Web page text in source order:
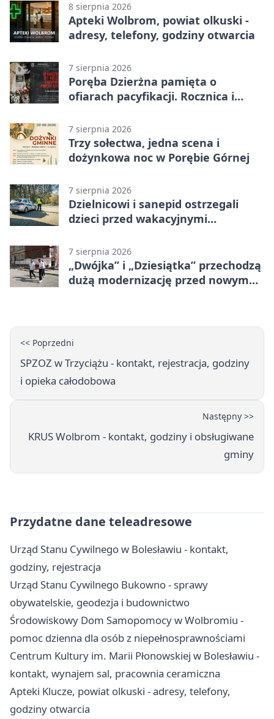
8 sierpnia 2026
Apteki Wolbrom, powiat olkuski -
adresy, telefony, godziny otwarcia
7 sierpnia 2026
Poręba Dzierżna pamięta o
ofiarach pacyfikacji. Rocznica i
7 sierpnia 2026
Trzy sołectwa, jedna scena i
dożynkowa noc w Porębie Górnej
7 sierpnia 2026
Dzielnicowi i sanepid ostrzegali
dzieci przed wakacyjnymi
7 sierpnia 2026
„Dwójka” i „Dziesiątka” przechodzą
dużą modernizację przed nowym
<< Poprzedni
SPZOZ w Trzyciążu - kontakt, rejestracja, godziny
i opieka całodobowa
Następny >>
KRUS Wolbrom - kontakt, godziny i obsługiwane
gminy
Przydatne dane teleadresowe
Urząd Stanu Cywilnego w Bolesławiu - kontakt,
godziny, rejestracja
Urząd Stanu Cywilnego Bukowno - sprawy
obywatelskie, geodezja i budownictwo
Środowiskowy Dom Samopomocy w Wolbromiu -
pomoc dzienna dla osób z niepełnosprawnościami
Centrum Kultury im. Marii Płonowskiej w Bolesławiu -
kontakt, wynajem sal, pracownia ceramiczna
Apteki Klucze, powiat olkuski - adresy, telefony,
godziny otwarcia